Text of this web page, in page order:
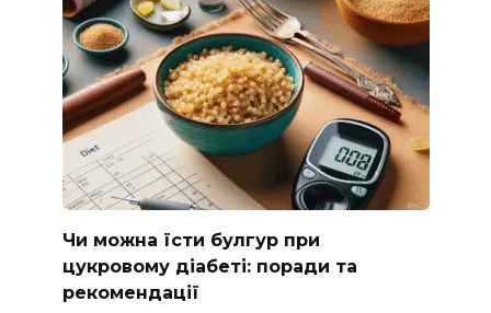
Чи можна їсти булгур при
цукровому діабеті: поради та
рекомендації